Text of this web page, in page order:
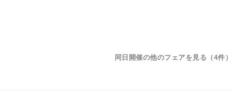
同日開催の他のフェアを見る（4件）